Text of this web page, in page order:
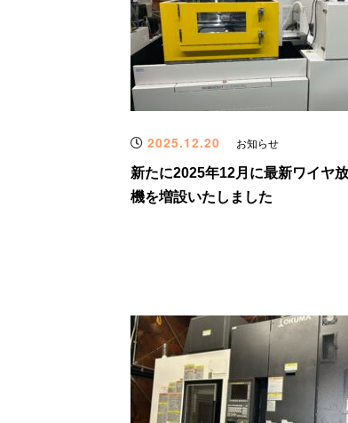
2025.12.20 お知らせ
新たに2025年12月に最新ワイヤ
機を増設いたしました